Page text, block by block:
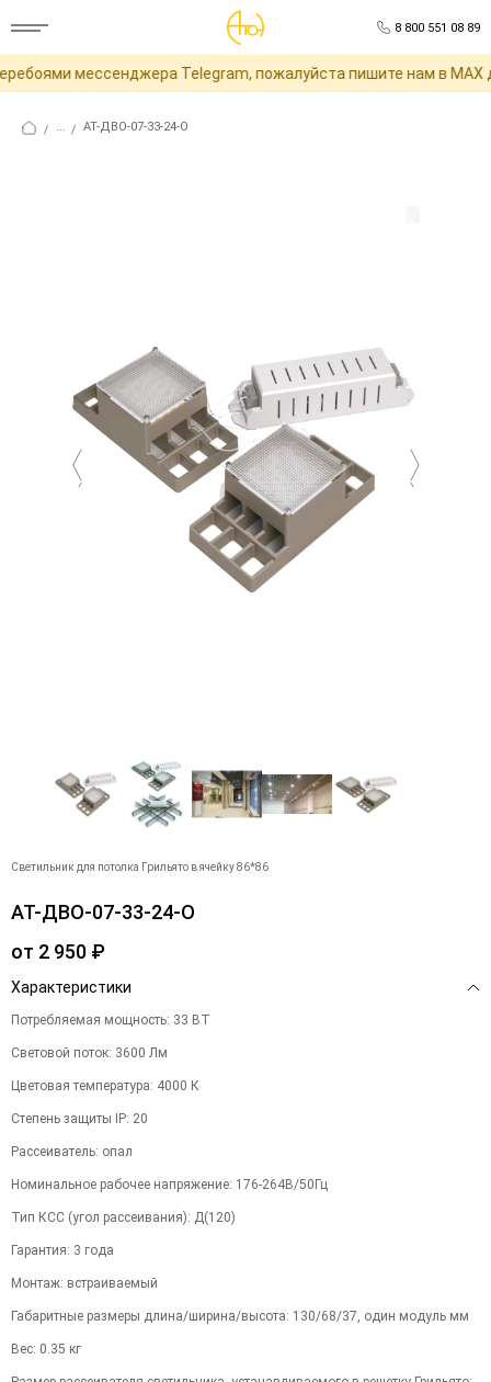
8 800 551 08 89
мессенджера Telegram, пожалуйста пишите нам в MAX
/ ... / АТ-ДВО-07-33-24-О
Светильник для потолка Грильято в ячейку 86*86
АТ-ДВО-07-33-24-О
от 2 950 ₽
Характеристики
Потребляемая мощность: 33 ВТ
Световой поток: 3600 Лм
Цветовая температура: 4000 К
Степень защиты IP: 20
Рассеиватель: опал
Номинальное рабочее напряжение: 176-264В/50Гц
Тип КСС (угол рассеивания): Д(120)
Гарантия: 3 года
Монтаж: встраиваемый
Габаритные размеры длина/ширина/высота: 130/68/37, один модуль мм
Вес: 0.35 кг